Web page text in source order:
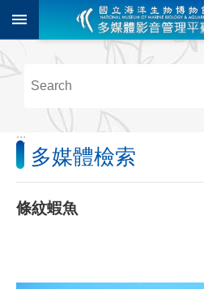
跳到主要內容區塊
階
尋
多
媒
體
檢
像
:::
多媒體檢索
條紋蝦魚